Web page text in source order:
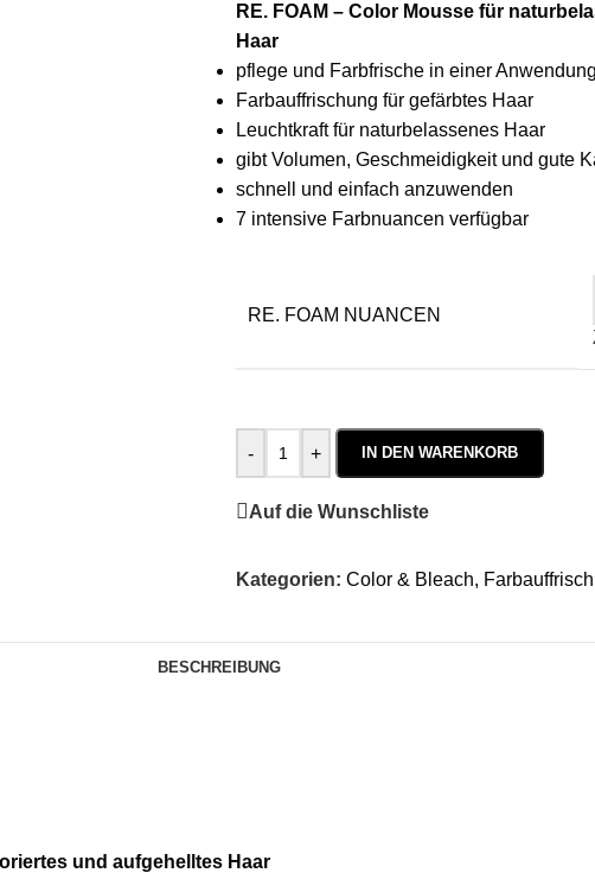
RE. FOAM – Color Mousse für
Haar
pflege und Farbfrische in einer Anwendung
Farbauffrischung für gefärbtes Haar
Leuchtkraft für naturbelassenes Haar
gibt Volumen, Geschmeidigkeit und gute
schnell und einfach anzuwenden
7 intensive Farbnuancen verfügbar
RE. FOAM NUANCEN
- + IN DEN WARENKORB
Auf die Wunschliste
Kategorien: Color & Bleach,
BESCHREIBUNG
und aufgehelltes Haar